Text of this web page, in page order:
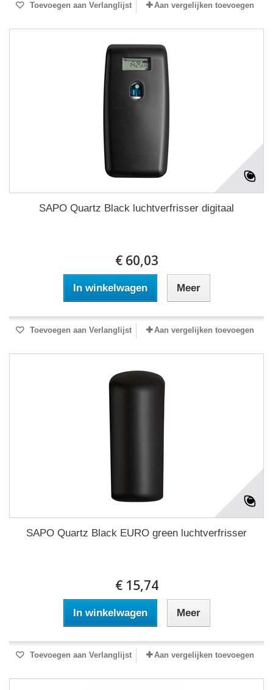
Toevoegen aan Verlanglijst Aan vergelijken toevoegen
SAPO Quartz Black luchtverfrisser digitaal
€ 60,03
In winkelwagen Meer
Toevoegen aan Verlanglijst Aan vergelijken toevoegen
SAPO Quartz Black EURO green luchtverfrisser
€ 15,74
In winkelwagen Meer
Toevoegen aan Verlanglijst Aan vergelijken toevoegen